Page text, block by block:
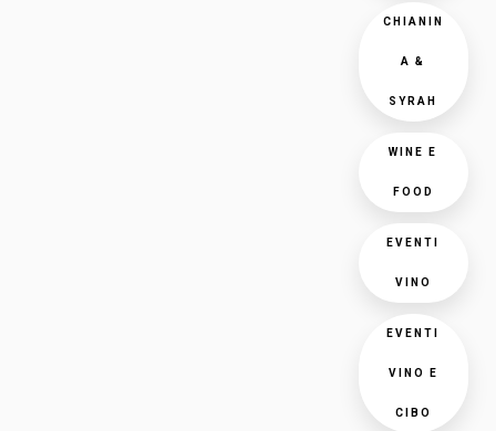
CHIANIN
A &
SYRAH
WINE E
FOOD
EVENTI
VINO
EVENTI
VINO E
CIBO